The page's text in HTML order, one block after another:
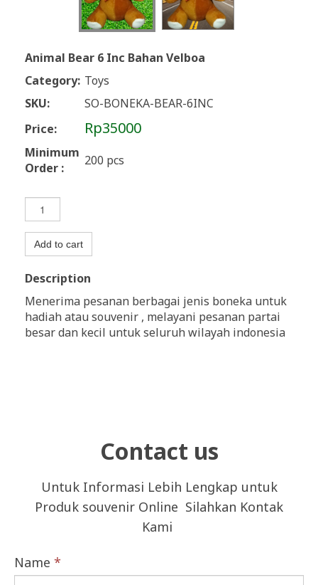
Animal Bear 6 Inc Bahan Velboa
Category: Toys
SKU:
SO-BONEKA-BEAR-6INC
Price:
Rp35000
Minimum
Order :
200 pcs
Add to cart
Description
Menerima pesanan berbagai jenis boneka untuk
hadiah atau souvenir , melayani pesanan partai
besar dan kecil untuk seluruh wilayah indonesia
Contact us
Untuk Informasi Lebih Lengkap untuk
Produk souvenir Online Silahkan Kontak
Kami
Name *